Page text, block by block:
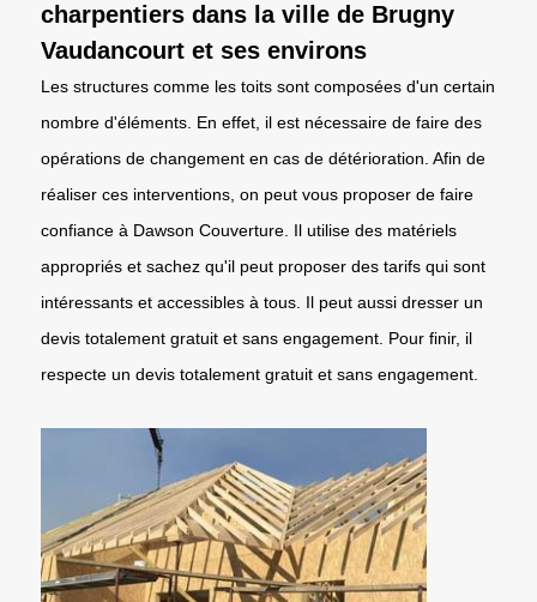
charpentiers dans la ville de Brugny
Vaudancourt et ses environs
Les structures comme les toits sont composées d'un certain
nombre d'éléments. En effet, il est nécessaire de faire des
opérations de changement en cas de détérioration. Afin de
réaliser ces interventions, on peut vous proposer de faire
confiance à Dawson Couverture. Il utilise des matériels
appropriés et sachez qu'il peut proposer des tarifs qui sont
intéressants et accessibles à tous. Il peut aussi dresser un
devis totalement gratuit et sans engagement. Pour finir, il
respecte un devis totalement gratuit et sans engagement.